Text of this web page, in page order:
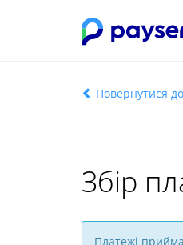
Повернутися
Збір
Платежі